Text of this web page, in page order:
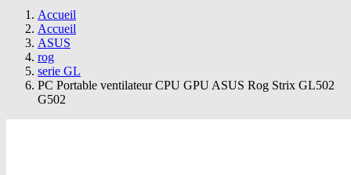
Accueil
Accueil
ASUS
rog
serie GL
PC Portable ventilateur CPU GPU ASUS Rog Strix GL502
G502